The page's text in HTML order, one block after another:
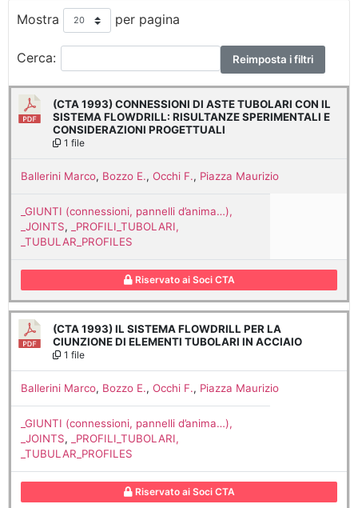
Mostra per pagina
Cerca: Reimposta i filtri
(CTA 1993) CONNESSIONI DI ASTE TUBOLARI CON IL
SISTEMA FLOWDRILL: RISULTANZE SPERIMENTALI E
CONSIDERAZIONI PROGETTUALI
1 file
Ballerini Marco, Bozzo E., Occhi F., Piazza Maurizio
_GIUNTI (connessioni, pannelli d’anima…),
_JOINTS,
_PROFILI_TUBOLARI,
_TUBULAR_PROFILES
Riservato ai Soci CTA
(CTA 1993) IL SISTEMA FLOWDRILL PER LA
CIUNZIONE DI ELEMENTI TUBOLARI IN ACCIAIO
1 file
Ballerini Marco, Bozzo E., Occhi F., Piazza Maurizio
_GIUNTI (connessioni, pannelli d’anima…),
_JOINTS,
_PROFILI_TUBOLARI,
_TUBULAR_PROFILES
Riservato ai Soci CTA